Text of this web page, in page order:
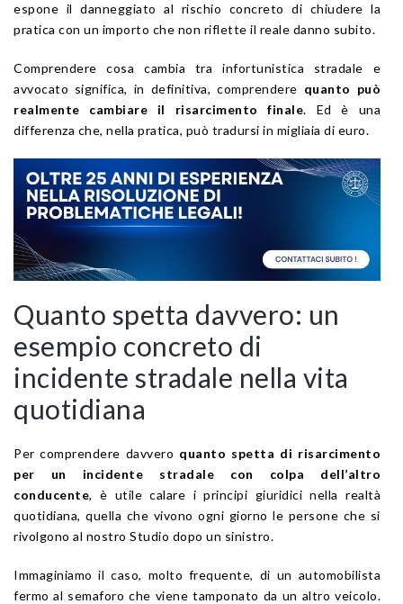
espone il danneggiato al rischio concreto di chiudere la
pratica con un importo che non riflette il reale danno subito.
Comprendere cosa cambia tra infortunistica stradale e
avvocato significa, in definitiva, comprendere quanto può
realmente cambiare il risarcimento finale. Ed è una
differenza che, nella pratica, può tradursi in migliaia di euro.
Quanto spetta davvero: un
esempio concreto di
incidente stradale nella vita
quotidiana
Per comprendere davvero quanto spetta di risarcimento
per un incidente stradale con colpa dell’altro
conducente, è utile calare i principi giuridici nella realtà
quotidiana, quella che vivono ogni giorno le persone che si
rivolgono al nostro Studio dopo un sinistro.
Immaginiamo il caso, molto frequente, di un automobilista
fermo al semaforo che viene tamponato da un altro veicolo.